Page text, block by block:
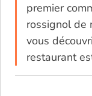
premier
rossignol de
vous
restaurant